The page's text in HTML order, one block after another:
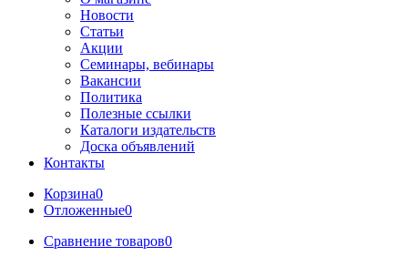
Новости
Статьи
Акции
Семинары, вебинары
Вакансии
Политика
Полезные ссылки
Каталоги издательств
Доска объявлений
Контакты
Корзина0
Отложенные0
Сравнение товаров0